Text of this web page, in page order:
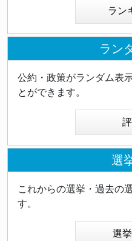
ラン
ラン
公約・政策がランダム表
とができます。
選
これからの選挙・過去の
す。
選